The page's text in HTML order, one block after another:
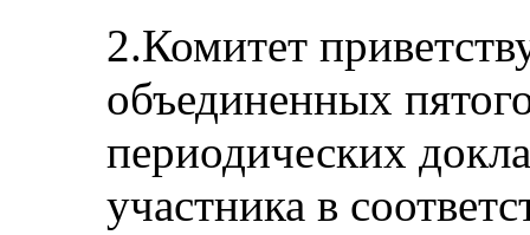
2.Комитет
объединенных
периодических
участника в